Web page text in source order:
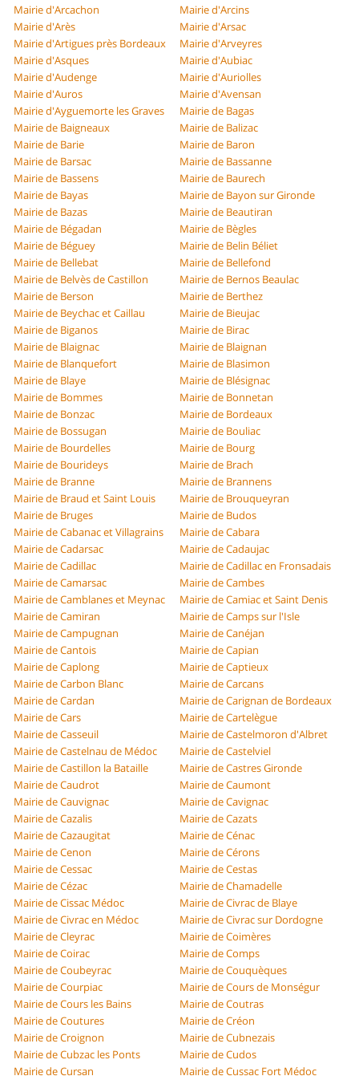
Mairie d'Arcachon
Mairie d'Arcins
Mairie d'Arès
Mairie d'Arsac
Mairie d'Artigues près Bordeaux
Mairie d'Arveyres
Mairie d'Asques
Mairie d'Aubiac
Mairie d'Audenge
Mairie d'Auriolles
Mairie d'Auros
Mairie d'Avensan
Mairie d'Ayguemorte les Graves
Mairie de Bagas
Mairie de Baigneaux
Mairie de Balizac
Mairie de Barie
Mairie de Baron
Mairie de Barsac
Mairie de Bassanne
Mairie de Bassens
Mairie de Baurech
Mairie de Bayas
Mairie de Bayon sur Gironde
Mairie de Bazas
Mairie de Beautiran
Mairie de Bégadan
Mairie de Bègles
Mairie de Béguey
Mairie de Belin Béliet
Mairie de Bellebat
Mairie de Bellefond
Mairie de Belvès de Castillon
Mairie de Bernos Beaulac
Mairie de Berson
Mairie de Berthez
Mairie de Beychac et Caillau
Mairie de Bieujac
Mairie de Biganos
Mairie de Birac
Mairie de Blaignac
Mairie de Blaignan
Mairie de Blanquefort
Mairie de Blasimon
Mairie de Blaye
Mairie de Blésignac
Mairie de Bommes
Mairie de Bonnetan
Mairie de Bonzac
Mairie de Bordeaux
Mairie de Bossugan
Mairie de Bouliac
Mairie de Bourdelles
Mairie de Bourg
Mairie de Bourideys
Mairie de Brach
Mairie de Branne
Mairie de Brannens
Mairie de Braud et Saint Louis
Mairie de Brouqueyran
Mairie de Bruges
Mairie de Budos
Mairie de Cabanac et Villagrains
Mairie de Cabara
Mairie de Cadarsac
Mairie de Cadaujac
Mairie de Cadillac
Mairie de Cadillac en Fronsadais
Mairie de Camarsac
Mairie de Cambes
Mairie de Camblanes et Meynac
Mairie de Camiac et Saint Denis
Mairie de Camiran
Mairie de Camps sur l'Isle
Mairie de Campugnan
Mairie de Canéjan
Mairie de Cantois
Mairie de Capian
Mairie de Caplong
Mairie de Captieux
Mairie de Carbon Blanc
Mairie de Carcans
Mairie de Cardan
Mairie de Carignan de Bordeaux
Mairie de Cars
Mairie de Cartelègue
Mairie de Casseuil
Mairie de Castelmoron d'Albret
Mairie de Castelnau de Médoc
Mairie de Castelviel
Mairie de Castillon la Bataille
Mairie de Castres Gironde
Mairie de Caudrot
Mairie de Caumont
Mairie de Cauvignac
Mairie de Cavignac
Mairie de Cazalis
Mairie de Cazats
Mairie de Cazaugitat
Mairie de Cénac
Mairie de Cenon
Mairie de Cérons
Mairie de Cessac
Mairie de Cestas
Mairie de Cézac
Mairie de Chamadelle
Mairie de Cissac Médoc
Mairie de Civrac de Blaye
Mairie de Civrac en Médoc
Mairie de Civrac sur Dordogne
Mairie de Cleyrac
Mairie de Coimères
Mairie de Coirac
Mairie de Comps
Mairie de Coubeyrac
Mairie de Couquèques
Mairie de Courpiac
Mairie de Cours de Monségur
Mairie de Cours les Bains
Mairie de Coutras
Mairie de Coutures
Mairie de Créon
Mairie de Croignon
Mairie de Cubnezais
Mairie de Cubzac les Ponts
Mairie de Cudos
Mairie de Cursan
Mairie de Cussac Fort Médoc